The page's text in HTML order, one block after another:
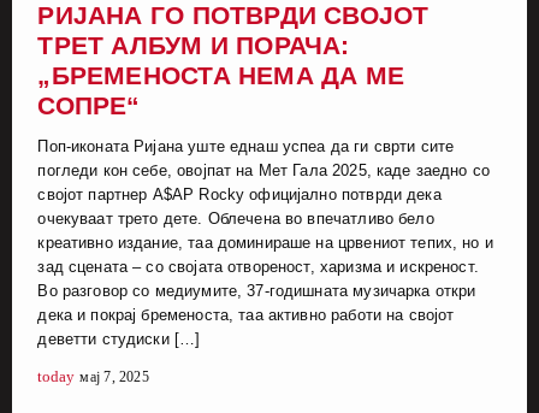
РИЈАНА ГО ПОТВРДИ СВОЈОТ
ТРЕТ АЛБУМ И ПОРАЧА:
„БРЕМЕНОСТА НЕМА ДА МЕ
СОПРЕ“
Поп-иконата Ријана уште еднаш успеа да ги сврти сите
погледи кон себе, овојпат на Мет Гала 2025, каде заедно со
својот партнер A$AP Rocky официјално потврди дека
очекуваат трето дете. Облечена во впечатливо бело
креативно издание, таа доминираше на црвениот тепих, но и
зад сцената – со својата отвореност, харизма и искреност.
Во разговор со медиумите, 37-годишната музичарка откри
дека и покрај бременоста, таа активно работи на својот
деветти студиски […]
today мај 7, 2025